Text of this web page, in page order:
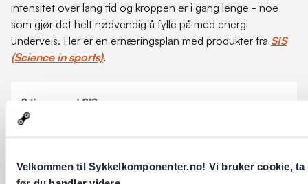
Velkommen til Sykkelkomponenter.no! Vi bruker cookie,
intensitet over lang tid og kroppen er i gang lenge - noe
som gjør det helt nødvendig å fylle på med energi
underveis. Her er en ernæringsplan med produkter fra SIS
(Science in sports).